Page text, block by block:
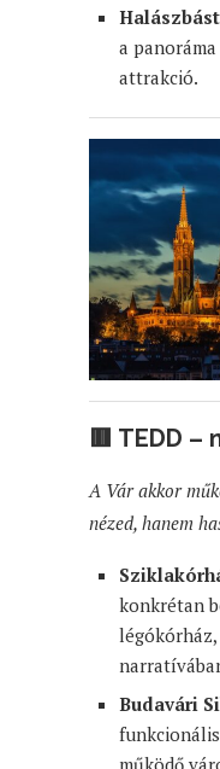
a
attrakció.
🟥 TEDD –
A Vár akkor
nézed, hanem
konkrétan
Budavári